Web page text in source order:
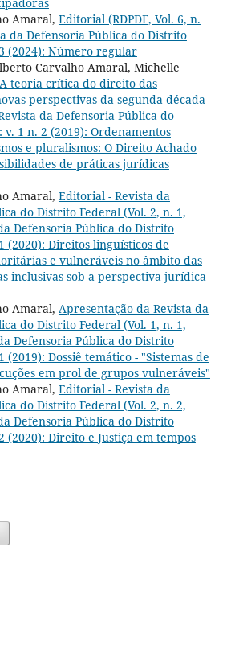
Amaral, Editorial (RDPDF, Vol. 6, n.
da Defensoria Pública do Distrito
(2024): Número regular
Carvalho Amaral, Michelle
A teoria crítica do direito das
perspectivas da segunda década
da Defensoria Pública do
1 n. 2 (2019): Ordenamentos
e pluralismos: O Direito Achado
de práticas jurídicas
Amaral, Editorial - Revista da
do Distrito Federal (Vol. 2, n. 1,
Defensoria Pública do Distrito
(2020): Direitos linguísticos de
e vulneráveis no âmbito das
inclusivas sob a perspectiva jurídica
Amaral, Apresentação da Revista da
do Distrito Federal (Vol. 1, n. 1,
Defensoria Pública do Distrito
(2019): Dossiê temático - "Sistemas de
em prol de grupos vulneráveis"
Amaral, Editorial - Revista da
do Distrito Federal (Vol. 2, n. 2,
Defensoria Pública do Distrito
(2020): Direito e Justiça em tempos